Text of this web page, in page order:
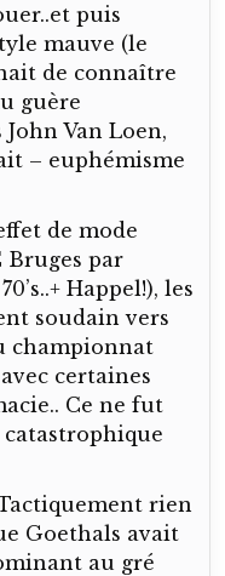
puis
mauve (le
de connaître
guère
Van Loen,
– euphémisme
de mode
Bruges par
Happel!), les
soudain vers
championnat
certaines
Ce ne fut
rien
Goethals avait
au gré